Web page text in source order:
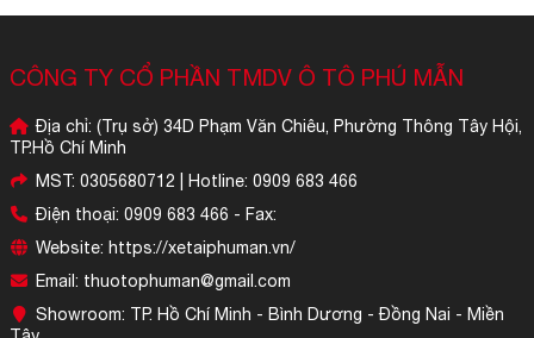
CÔNG TY CỔ PHẦN TMDV Ô TÔ PHÚ MẪN
Địa chỉ: (Trụ sở) 34D Phạm Văn Chiêu, Phường Thông Tây Hội,
TP.Hồ Chí Minh
MST: 0305680712 | Hotline: 0909 683 466
Điện thoại: 0909 683 466 - Fax:
Website: https://xetaiphuman.vn/
Email: thuotophuman@gmail.com
Showroom: TP. Hồ Chí Minh - Bình Dương - Đồng Nai - Miền